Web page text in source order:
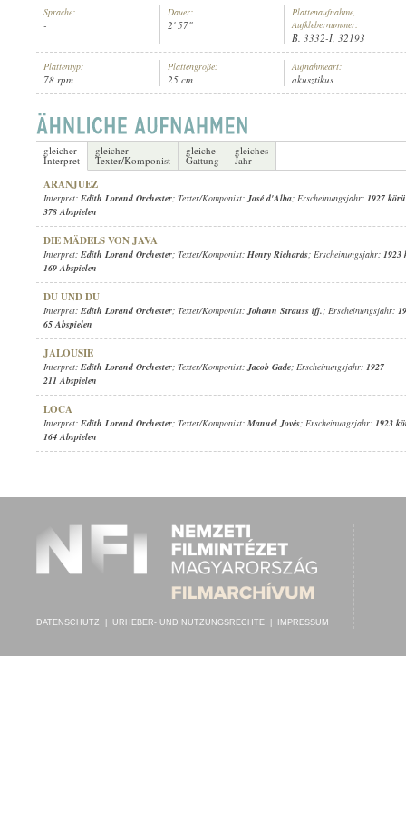
Sprache:
-
Dauer:
2' 57"
Plattenaufnahme,
Aufklebernummer:
B. 3332-I, 32193
Plattentyp:
78 rpm
Plattengröße:
25 cm
Aufnahmeart:
akusztikus
gleicher
Interpret
gleicher
Texter/Komponist
gleiche
Gattung
gleiches
Jahr
ARANJUEZ
Interpret: Edith Lorand Orchester; Texter/Komponist:José d'Alba; Erscheinungsjahr: 1927
378 Abspielen
DIE MÄDELS VON JAVA
Interpret: Edith Lorand Orchester; Texter/Komponist: Henry Richards; Erscheinungsjahr: 1923
169 Abspielen
DU UND DU
Interpret: Edith Lorand Orchester; Texter/Komponist:Johann Strauss ifj.; Erscheinungsjahr:
65 Abspielen
JALOUSIE
Interpret: Edith Lorand Orchester; Texter/Komponist:Jacob Gade; Erscheinungsjahr: 1927
211 Abspielen
LOCA
Interpret: Edith Lorand Orchester; Texter/Komponist: Manuel Jovés; Erscheinungsjahr: 1923
164 Abspielen
DATENSCHUTZ URHEBER- UND NUTZUNGSRECHTE IMPRESSUM